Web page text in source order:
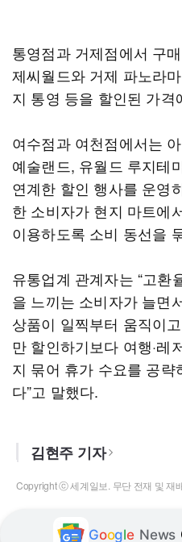
통영점과 거제점에서 구
제씨월드와 거제 파노라
지 통영 등을 할인된 가격
여수점과 여천점에서는
예술랜드, 유월드 루지테
연계한 할인 행사를 운영
한 소비자가 현지 마트에
이용하도록 소비 동선을
유통업계 관계자는 “고환
을 느끼는 소비자가 늘면
상품이 일찍부터 움직이
만 할인하기보다 여행·레
지 묶어 휴가 수요를 공
다”고 말했다.
김현주 기자
Copyright ⓒ 세계일보. 무단 전재 및 재
Google News